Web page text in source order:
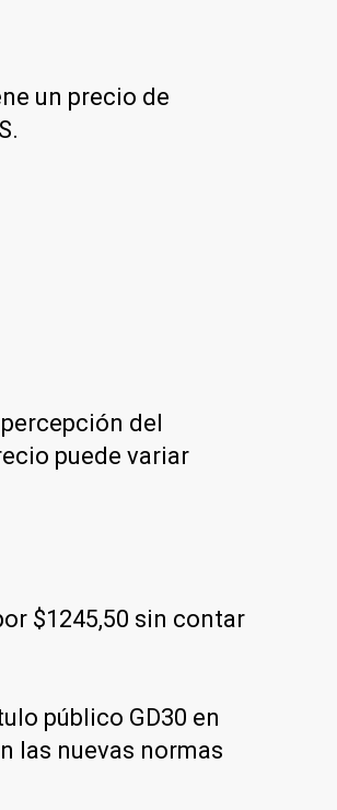
un precio de
del
puede variar
$1245,50 sin contar
público GD30 en
las nuevas normas